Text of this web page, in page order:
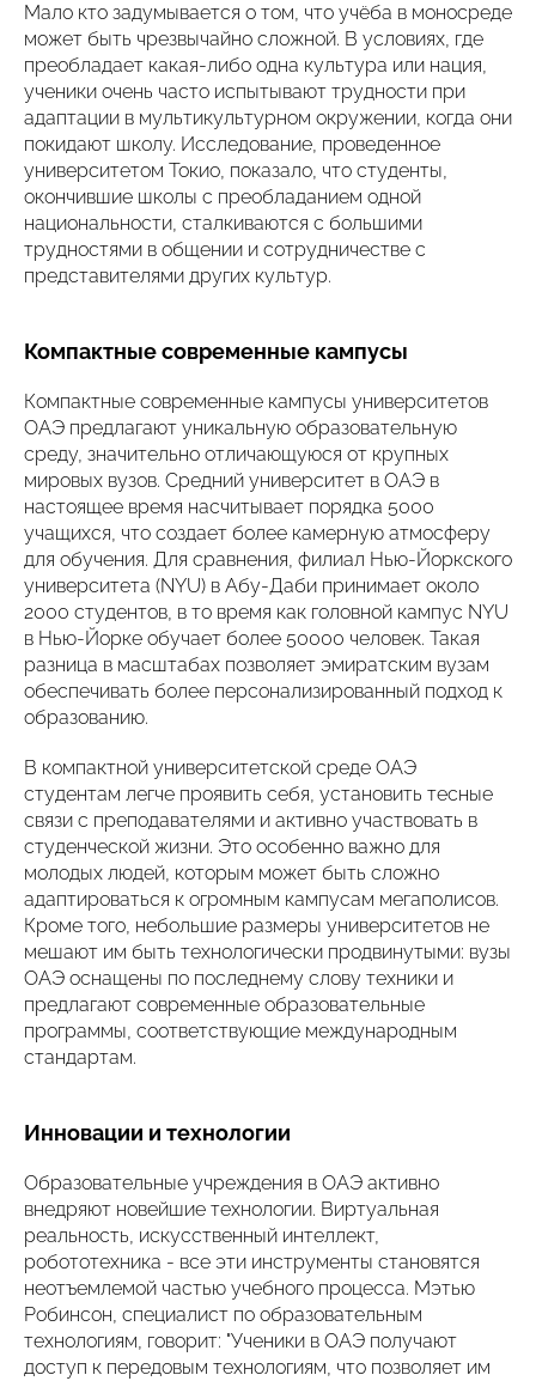
Мало кто задумывается о том, что учёба в моносреде
может быть чрезвычайно сложной. В условиях, где
преобладает какая-либо одна культура или нация,
ученики очень часто испытывают трудности при
адаптации в мультикультурном окружении, когда они
покидают школу. Исследование, проведенное
университетом Токио, показало, что студенты,
окончившие школы с преобладанием одной
национальности, сталкиваются с большими
трудностями в общении и сотрудничестве с
представителями других культур.
Компактные современные кампусы
Компактные современные кампусы университетов
ОАЭ предлагают уникальную образовательную
среду, значительно отличающуюся от крупных
мировых вузов. Средний университет в ОАЭ в
настоящее время насчитывает порядка 5000
учащихся, что создает более камерную атмосферу
для обучения. Для сравнения, филиал Нью-Йоркского
университета (NYU) в Абу-Даби принимает около
2000 студентов, в то время как головной кампус NYU
в Нью-Йорке обучает более 50000 человек. Такая
разница в масштабах позволяет эмиратским вузам
обеспечивать более персонализированный подход к
образованию.
В компактной университетской среде ОАЭ
студентам легче проявить себя, установить тесные
связи с преподавателями и активно участвовать в
студенческой жизни. Это особенно важно для
молодых людей, которым может быть сложно
адаптироваться к огромным кампусам мегаполисов.
Кроме того, небольшие размеры университетов не
мешают им быть технологически продвинутыми: вузы
ОАЭ оснащены по последнему слову техники и
предлагают современные образовательные
программы, соответствующие международным
стандартам.
Инновации и технологии
Образовательные учреждения в ОАЭ активно
внедряют новейшие технологии. Виртуальная
реальность, искусственный интеллект,
робототехника - все эти инструменты становятся
неотъемлемой частью учебного процесса. Мэтью
Робинсон, специалист по образовательным
технологиям, говорит: "Ученики в ОАЭ получают
доступ к передовым технологиям, что позволяет им